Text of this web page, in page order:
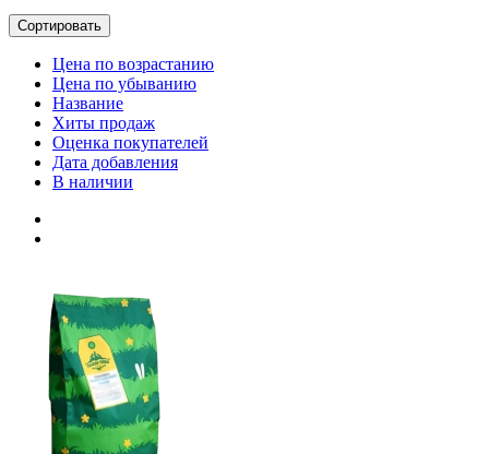
Сортировать
Цена по возрастанию
Цена по убыванию
Название
Хиты продаж
Оценка покупателей
Дата добавления
В наличии